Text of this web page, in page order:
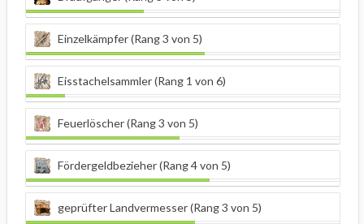
Einzelkämpfer (Rang 3 von 5)
Eisstachelsammler (Rang 1 von 6)
Feuerlöscher (Rang 3 von 5)
Fördergeldbezieher (Rang 4 von 5)
geprüfter Landvermesser (Rang 3 von 5)